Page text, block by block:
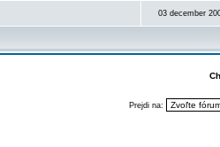
03 december
Prejdi na: